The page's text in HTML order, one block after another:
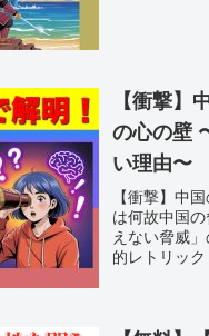
【衝撃】
の心の壁 〜アドラー心理学で読み解く彼らが“見えな
い理由〜
【衝撃】中
は何故中国
えない脅威
的レトリッ